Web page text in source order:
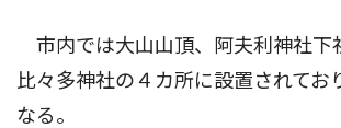
市内では大山山頂、阿夫利神社下
比々多神社の４カ所に設置されてお
なる。